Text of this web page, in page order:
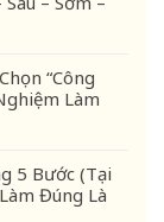
“Công
Làm
5 Bước (Tại
Đúng Là